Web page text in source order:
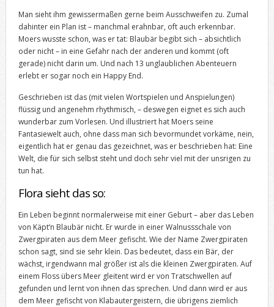
Man sieht ihm gewissermaßen gerne beim Ausschweifen zu. Zumal
dahinter ein Plan ist – manchmal erahnbar, oft auch erkennbar.
Moers wusste schon, was er tat: Blaubär begibt sich – absichtlich
oder nicht – in eine Gefahr nach der anderen und kommt (oft
gerade) nicht darin um. Und nach 13 unglaublichen Abenteuern
erlebt er sogar noch ein Happy End.
Geschrieben ist das (mit vielen Wortspielen und Anspielungen)
flüssig und angenehm rhythmisch, – deswegen eignet es sich auch
wunderbar zum Vorlesen. Und illustriert hat Moers seine
Fantasiewelt auch, ohne dass man sich bevormundet vorkäme, nein,
eigentlich hat er genau das gezeichnet, was er beschrieben hat: Eine
Welt, die für sich selbst steht und doch sehr viel mit der unsrigen zu
tun hat.
Flora sieht das so:
Ein Leben beginnt normalerweise mit einer Geburt – aber das Leben
von Käpt‘n Blaubär nicht. Er wurde in einer Walnussschale von
Zwergpiraten aus dem Meer gefischt. Wie der Name Zwergpiraten
schon sagt, sind sie sehr klein. Das bedeutet, dass ein Bär, der
wächst, irgendwann mal größer ist als die kleinen Zwergpiraten. Auf
einem Floss übers Meer gleitent wird er von Tratschwellen auf
gefunden und lernt von ihnen das sprechen. Und dann wird er aus
dem Meer gefischt von Klabautergeistern, die übrigens ziemlich